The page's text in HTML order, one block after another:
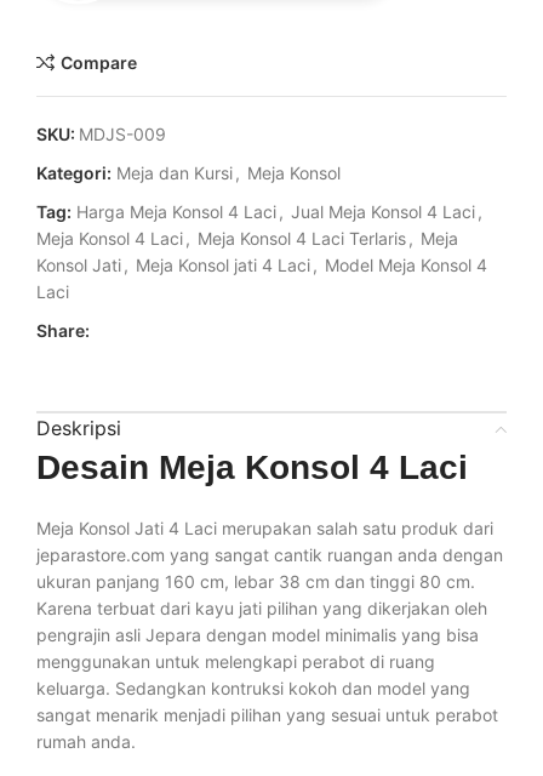
Compare
SKU: MDJS-009
Kategori: Meja dan Kursi, Meja Konsol
Tag: Harga Meja Konsol 4 Laci, Jual Meja Konsol 4 Laci,
Meja Konsol 4 Laci, Meja Konsol 4 Laci Terlaris, Meja
Konsol Jati, Meja Konsol jati 4 Laci, Model Meja Konsol 4
Laci
Share:
Deskripsi
Desain Meja Konsol 4 Laci
Meja Konsol Jati 4 Laci merupakan salah satu produk dari
jeparastore.com yang sangat cantik ruangan anda dengan
ukuran panjang 160 cm, lebar 38 cm dan tinggi 80 cm.
Karena terbuat dari kayu jati pilihan yang dikerjakan oleh
pengrajin asli Jepara dengan model minimalis yang bisa
menggunakan untuk melengkapi perabot di ruang
keluarga. Sedangkan kontruksi kokoh dan model yang
sangat menarik menjadi pilihan yang sesuai untuk perabot
rumah anda.